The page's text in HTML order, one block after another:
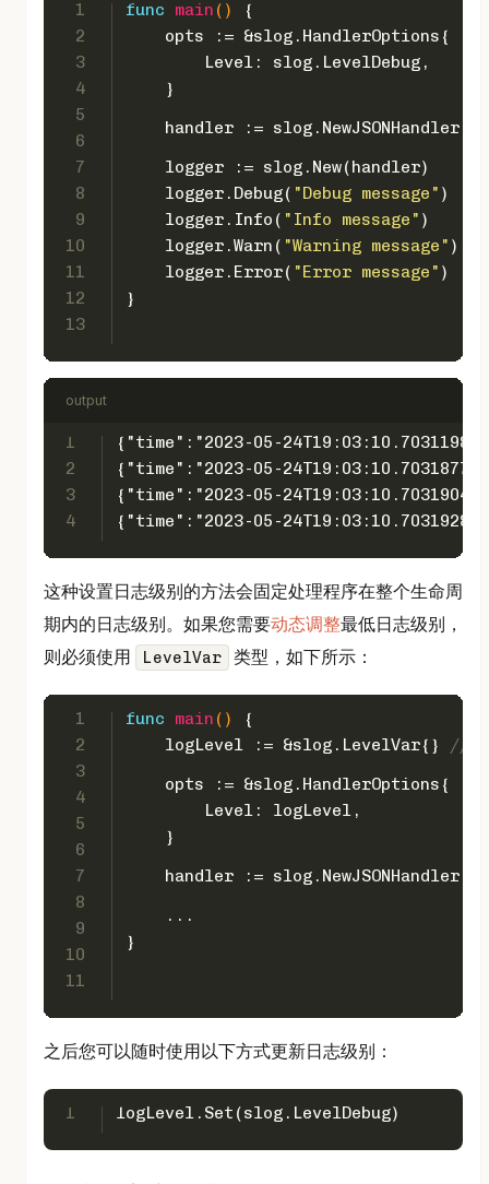
1
2
3
4
5
6
7
8
9
10
11
12
13
func main ()
{
    opts := &slog.HandlerOptions{
        Level: slog.LevelDebug,
    }
handler :=
    logger := slog.New(handler)
    logger.Debug(
"Debug message" )
    logger.Info(
"Info message" )
    logger.Warn(
"Warning message" )
    logger.Error(
"Error message" )
}
output
1
2
3
4
{"time":"2023-05-
{"time":"2023-05-
{"time":"2023-05-
{"time":"2023-05-
这种设置日志级别的方法会固定处理程序在整个生命周
期内的日志级别。如果您需要动态调整最低日志级别，
则必须使用
LevelVar 类型，如下所示：
1
2
3
4
5
6
7
8
9
10
11
func main ()
{
    logLevel := &slog.LevelVar{}
//
    opts := &slog.HandlerOptions{
        Level: logLevel,
    }
handler :=
    ...
}
之后您可以随时使用以下方式更新日志级别：
1 logLevel.Set(slog.LevelDebug)